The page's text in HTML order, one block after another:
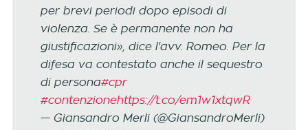
per brevi periodi dopo episodi di
violenza. Se è permanente non ha
giustificazioni», dice l'avv. Romeo. Per la
difesa va contestato anche il sequestro
di persona#cpr
#contenzionehttps://t.co/em1w1xtqwR
— Giansandro Merli (@GiansandroMerli)